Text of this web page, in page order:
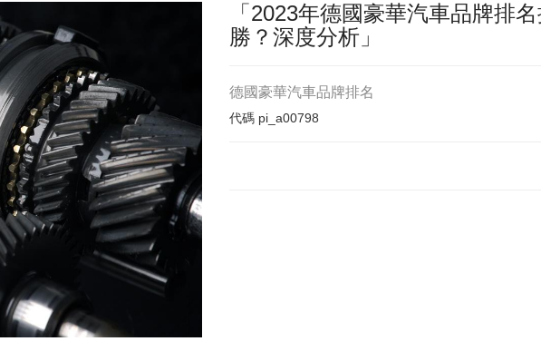
「2023年德國豪華汽車品牌排
勝？深度分析」
德國豪華汽車品牌排名
代碼 pi_a00798